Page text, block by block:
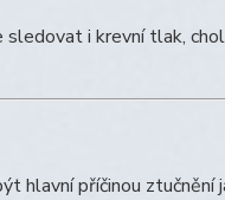
i krevní tlak,
příčinou ztučnění